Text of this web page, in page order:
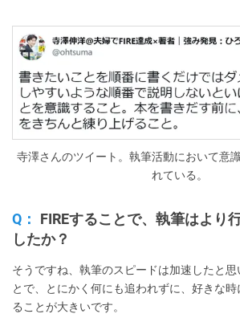
寺澤さんのツイート。執筆活動において意
れている。
Q：
FIREすることで、執筆はより
したか？
そうですね、執筆のスピードは加速したと思
とで、とにかく何にも追われずに、好きな時
ることが大きいです。